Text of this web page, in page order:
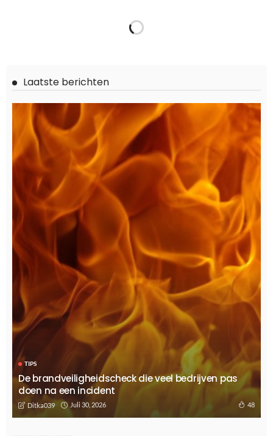
Laatste berichten
TIPS
De brandveiligheidscheck die veel bedrijven pas
doen na een incident
Ditka039 Juli 30, 2026 48